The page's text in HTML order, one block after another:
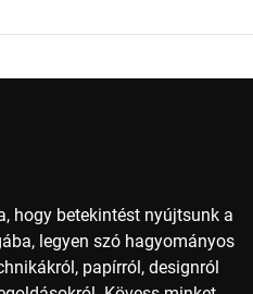
hogy betekintést nyújtsunk a
legyen szó hagyományos
papírról, designról